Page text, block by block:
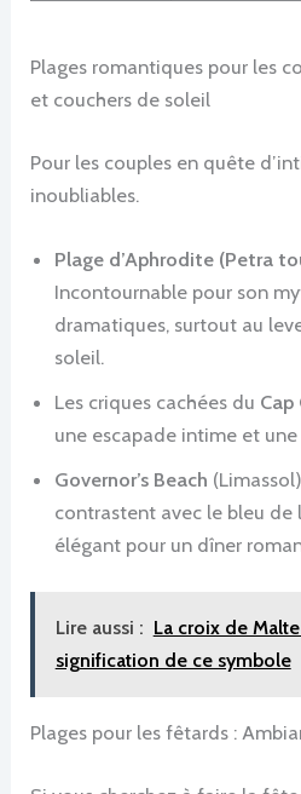
Plages romantiques pour les
et couchers de soleil
Pour les couples en quête
inoubliables.
Plage d’Aphrodite (Petra
Incontournable pour son
dramatiques, surtout au
soleil.
Les criques cachées du Cap
une escapade intime et
Governor’s Beach
contrastent avec le bleu
élégant pour un dîner
Lire aussi : La croix de
signification de ce symbole
Plages pour les fêtards :